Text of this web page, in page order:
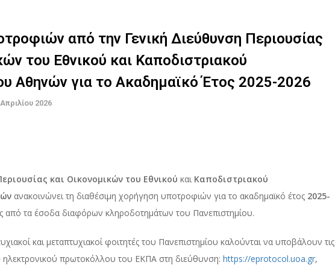
από την Γενική Διεύθυνση Περιουσίας
του Εθνικού και Καποδιστριακού
Αθηνών για το Ακαδημαϊκό Έτος 2025-2026
2026
και Οικονομικών του Εθνικού και Καποδιστριακού
ανακοινώνει τη διαθέσιμη χορήγηση υποτροφιών για το ακαδημαϊκό έτος 2025-
από τα έσοδα διαφόρων κληροδοτημάτων του Πανεπιστημίου.
και μεταπτυχιακοί φοιτητές του Πανεπιστημίου καλούνται να υποβάλουν τις
ηλεκτρονικού πρωτοκόλλου του ΕΚΠΑ στη διεύθυνση: https://eprotocol.uoa.gr,